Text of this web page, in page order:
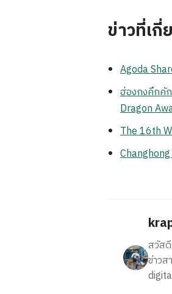
ข่าวที่เกี่
Agoda
ฮ่องกงคึกคั
Dragon
The 16th
สวัส
ข่าว